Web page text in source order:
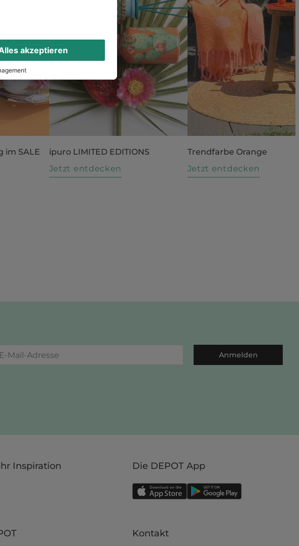
im SALE
ipuro LIMITED EDITIONS
Jetzt entdecken
Trendfarbe Orange
Jetzt entdecken
Anmelden
Inspiration Die DEPOT App
Kontakt